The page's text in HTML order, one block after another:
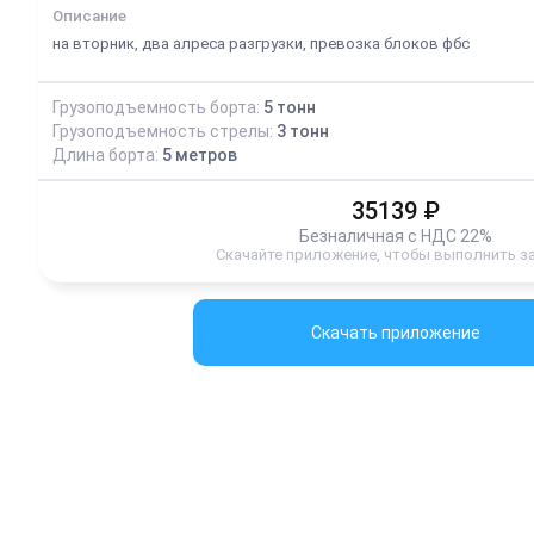
Описание
на вторник, два алреса разгрузки, превозка блоков фбс
Грузоподъемность борта: 5 тонн
Грузоподъемность стрелы: 3 тонн
Длина борта: 5 метров
35139 ₽
Безналичная с НДС 22%
Скачайте приложение, чтобы выполнить
Скачать приложение